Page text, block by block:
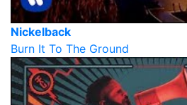
Nickelback
Burn It To The Ground